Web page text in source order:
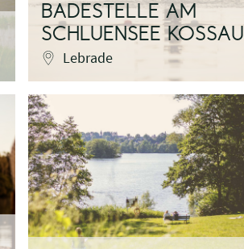
BADESTELLE AM
SCHLUENSEE KOSSAU
Lebrade